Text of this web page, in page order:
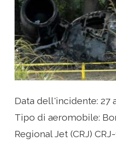
Data dell'incidente: 27
Tipo di aeromobile:
Regional Jet (CRJ)